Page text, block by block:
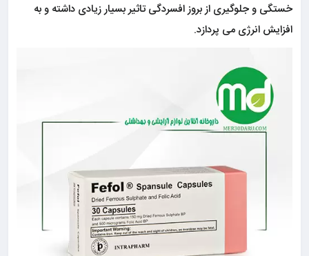
خستگی و جلوگیری از بروز افسردگی تاثیر بسیار زیادی داشته و به
افزایش انرژی می پردازد.